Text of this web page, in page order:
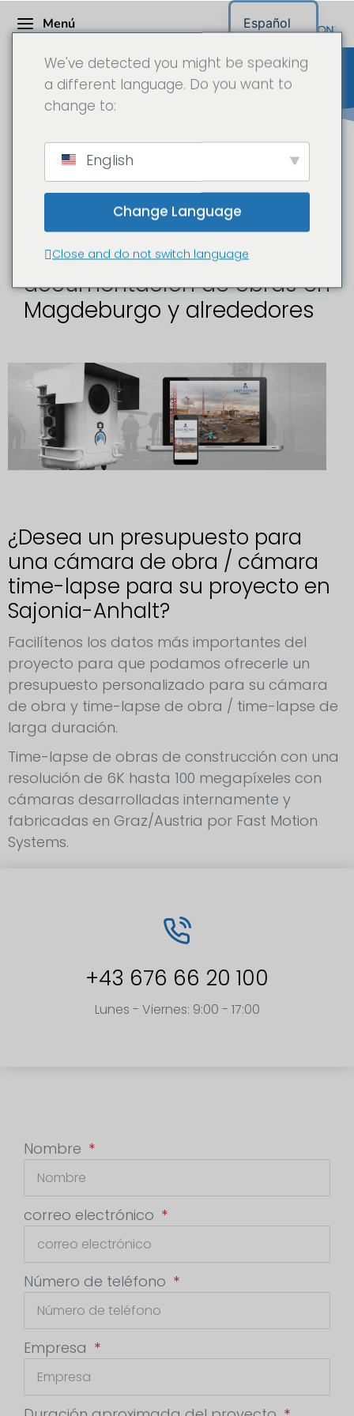
Menú
Cámara de obras Sajonia-
Anhalt
Time-lapse y
documentación de obras en
Magdeburgo y alrededores
¿Desea un presupuesto para
una cámara de obra / cámara
time-lapse para su proyecto en
Sajonia-Anhalt?
Facilítenos los datos más importantes del
proyecto para que podamos ofrecerle un
presupuesto personalizado para su cámara
de obra y time-lapse de obra / time-lapse de
larga duración.
Time-lapse de obras de construcción con una
resolución de 6K hasta 100 megapíxeles con
cámaras desarrolladas internamente y
fabricadas en Graz/Austria por Fast Motion
Systems.
+43 676 66 20 100
Lunes - Viernes: 9:00 - 17:00
Nombre
correo electrónico
Número de teléfono
Empresa
We've detected you might be speaking
a different language. Do you want to
change to:
English
Change Language
Close and do not switch language
Español